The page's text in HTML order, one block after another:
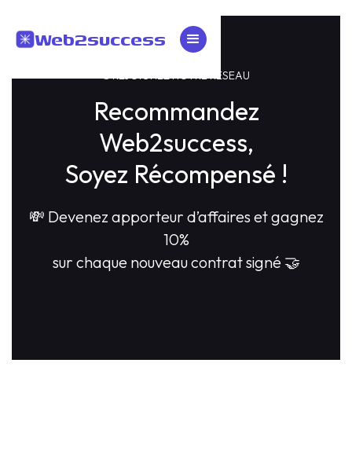
Web2success
🌐 REJOIGNEZ NOTRE RÉSEAU
Recommandez
Web2success,
Soyez Récompensé !
💸 Devenez apporteur d’affaires et gagnez
10%
sur chaque nouveau contrat signé 🤝